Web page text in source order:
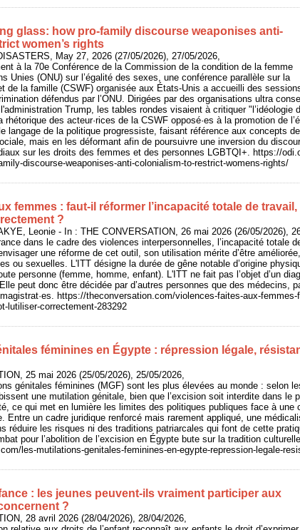
glass: how pro-family discourse weaponises anti-
women’s rights
May 27, 2026 (27/05/2026), 27/05/2026,
à la 70e Conférence de la Commission de la condition de la femme
Unies (ONU) sur l’égalité des sexes, une conférence parallèle sur la
de la famille (CSWF) organisée aux États-Unis a accueilli des
défendus par l’ONU. Dirigées par des organisations ultra
Trump, les tables rondes visaient à critiquer "l’idéologie
rhétorique des acteur·rices de la CSWF opposé·es à la promotion de
langage de la politique progressiste, faisant référence aux concepts
mais en les déformant afin de poursuivre une inversion du
sur les droits des femmes et des personnes LGBTQI+. https://
discourse-weaponises-anti-colonialism-to-restrict-womens-rights/
femmes : faut‑il réformer l’incapacité totale de travail,
?
Leonie - In : THE CONVERSATION, 26 mai 2026 (26/05/2026),
dans le cadre des violences interpersonnelles, l’incapacité totale
une réforme de cet outil, son utilisation mérite d’être
ou sexuelles. L'ITT désigne la durée de gêne notable d’origine
personne (femme, homme, enfant). L'ITT ne fait pas l’objet d’un
peut donc être décidée par d’autres personnes que des médecins,
https://theconversation.com/violences-faites-aux-
lutiliser-correctement-283292
féminines en Égypte : répression légale,
25 mai 2026 (25/05/2026), 25/05/2026,
génitales féminines (MGF) sont les plus élevées au monde : selon
une mutilation génitale, bien que l’excision soit interdite dans le
ce qui met en lumière les limites des politiques publiques face à une
Entre un cadre juridique renforcé mais rarement appliqué, une
réduire les risques ni des traditions patriarcales qui font de cette
pour l’abolition de l’excision en Égypte bute sur la tradition
les-mutilations-genitales-feminines-en-egypte-repression-legale-
: les jeunes peuvent‑ils vraiment participer aux
?
28 avril 2026 (28/04/2026), 28/04/2026,